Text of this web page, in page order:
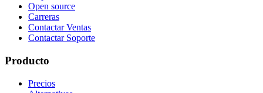
Open source
Carreras
Contactar Ventas
Contactar Soporte
Producto
Precios